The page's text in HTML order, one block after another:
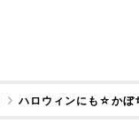
ハロウィンにも☆かぼ